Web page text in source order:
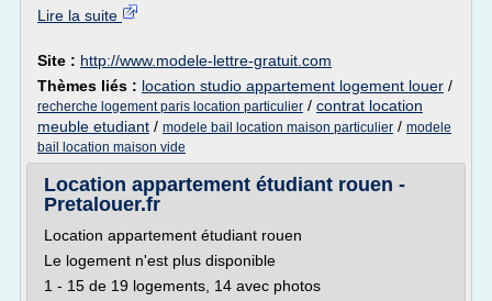
Lire la suite
Site : http://www.modele-lettre-gratuit.com
Thèmes liés : location studio appartement logement louer /
recherche logement paris location particulier / contrat location
meuble etudiant / modele bail location maison particulier / modele
bail location maison vide
Location appartement étudiant rouen -
Pretalouer.fr
Location appartement étudiant rouen
Le logement n'est plus disponible
1 - 15 de 19 logements, 14 avec photos